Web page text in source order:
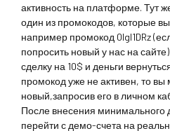
активность на платформе. Тут
один из промокодов, которые
например промокод 0lgl1DRz
попросить новый у нас на
сделку на 10$ и деньги
промокод уже не активен, то вы
новый,запросив его в личном
После внесения минимального
перейти с демо-счета на